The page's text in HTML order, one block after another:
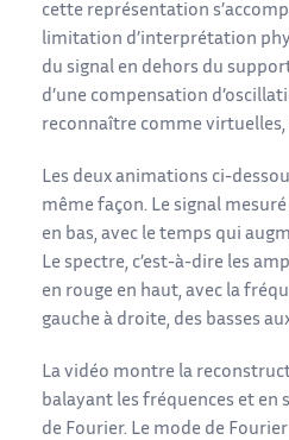
cette représentation
limitation d’interprétation
du signal en dehors du
d’une compensation
reconnaître comme virtuelles,
Les deux animations ci-
même façon. Le signal mesuré
en bas, avec le temps qui
Le spectre, c’est-à-dire les
en rouge en haut, avec la
gauche à droite, des basses
La vidéo montre la
balayant les fréquences et en
de Fourier. Le mode de Fourier